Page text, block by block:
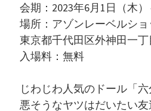
会期：2023年6月1日（木
場所：アゾンレーベルシ
東京都千代田区外神田一
入場料：無料
じわじわ人気のドール「
悪そうなヤツはだいたい